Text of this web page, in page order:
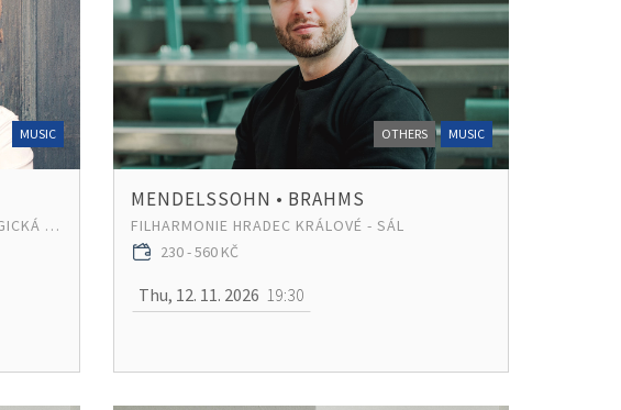
MUSIC
UNIVERZITA HRADEC KRÁLOVÉ - PEDAGOGICKÁ FAKULTA
OTHERS MUSIC
MENDELSSOHN • BRAHMS
FILHARMONIE HRADEC KRÁLOVÉ - SÁL
230 - 560 KČ
Thu, 12. 11. 2026 19:30